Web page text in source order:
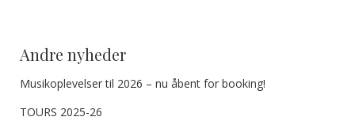
Andre nyheder
Musikoplevelser til 2026 – nu åbent for booking!
TOURS 2025-26